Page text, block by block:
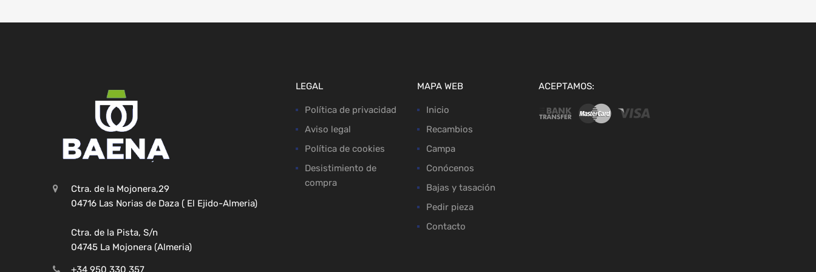
Ctra. de la Mojonera,29
04716 Las Norias de Daza ( El Ejido-Almeria)
Ctra. de la Pista, S/n
04745 La Mojonera (Almeria)
+34 950 330 357
LEGAL
Política de privacidad
Aviso legal
Política de cookies
Desistimiento de
compra
MAPA WEB
Inicio
Recambios
Campa
Conócenos
Bajas y tasación
Pedir pieza
Contacto
ACEPTAMOS: